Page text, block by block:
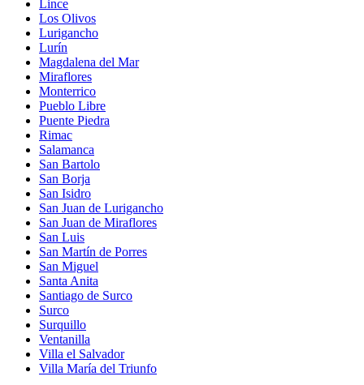
Lince
Los Olivos
Lurigancho
Lurín
Magdalena del Mar
Miraflores
Monterrico
Pueblo Libre
Puente Piedra
Rimac
Salamanca
San Bartolo
San Borja
San Isidro
San Juan de Lurigancho
San Juan de Miraflores
San Luis
San Martín de Porres
San Miguel
Santa Anita
Santiago de Surco
Surco
Surquillo
Ventanilla
Villa el Salvador
Villa María del Triunfo